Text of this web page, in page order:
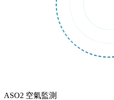
ASO2 空氣監測